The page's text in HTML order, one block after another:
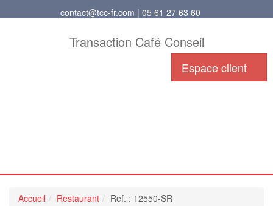
contact@tcc-fr.com | 05 61 27 63 60
Transaction Café Conseil
Espace client
Accueil Restaurant Ref. : 12550-SR